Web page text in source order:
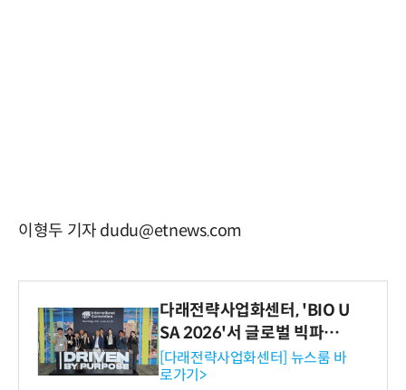
이형두 기자 dudu@etnews.com
다래전략사업화센터, 'BIO U
SA 2026'서 글로벌 빅파마
와의 비즈니스 미팅 지원…K
-바이오 해외 진출 교두보 확
[다래전략사업화센터] 뉴스룸 바
로가기>